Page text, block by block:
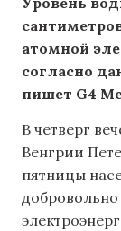
атомной
согласно
пишет G4
В четверг
Венгрии
пятницы